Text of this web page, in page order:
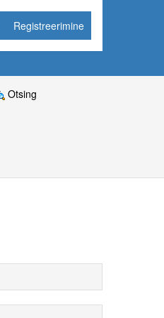
Registreerimine
Otsing